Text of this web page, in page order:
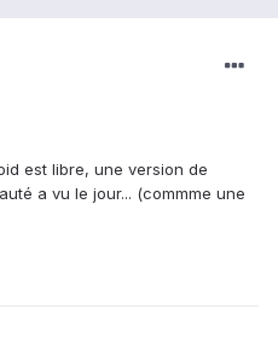
est libre, une version de
a vu le jour... (commme une